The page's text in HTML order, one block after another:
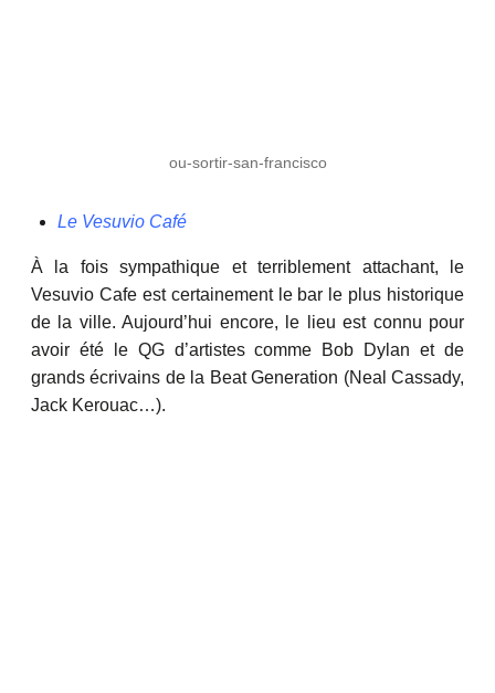
ou-sortir-san-francisco
Le Vesuvio Café
À la fois sympathique et terriblement attachant, le
Vesuvio Cafe est certainement le bar le plus historique
de la ville. Aujourd’hui encore, le lieu est connu pour
avoir été le QG d’artistes comme Bob Dylan et de
grands écrivains de la Beat Generation (Neal Cassady,
Jack Kerouac…).